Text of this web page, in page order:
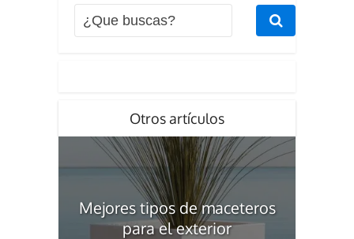
Otros artículos
Mejores tipos de maceteros
para el exterior